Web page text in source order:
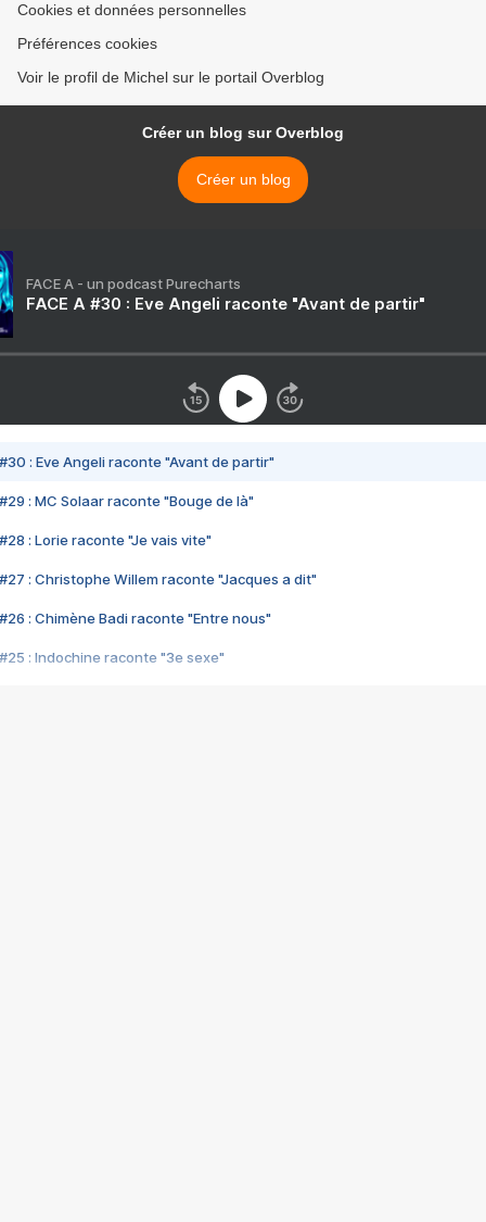
Cookies et données personnelles
Préférences cookies
Voir le profil de Michel sur le portail Overblog
Créer un blog sur Overblog
Créer un blog
FACE A - un podcast Purecharts
FACE A #30 : Eve Angeli raconte "Avant de partir"
#30 : Eve Angeli raconte "Avant de partir"
#29 : MC Solaar raconte "Bouge de là"
#28 : Lorie raconte "Je vais vite"
#27 : Christophe Willem raconte "Jacques a dit"
#26 : Chimène Badi raconte "Entre nous"
#25 : Indochine raconte "3e sexe"